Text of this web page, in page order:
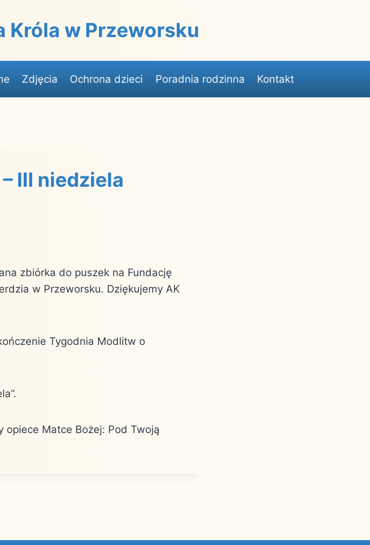
Króla w Przeworsku
Zdjęcia Ochrona dzieci Poradnia rodzinna Kontakt
III niedziela
zbiórka do puszek na Fundację
w Przeworsku. Dziękujemy AK
Tygodnia Modlitw o
Matce Bożej: Pod Twoją